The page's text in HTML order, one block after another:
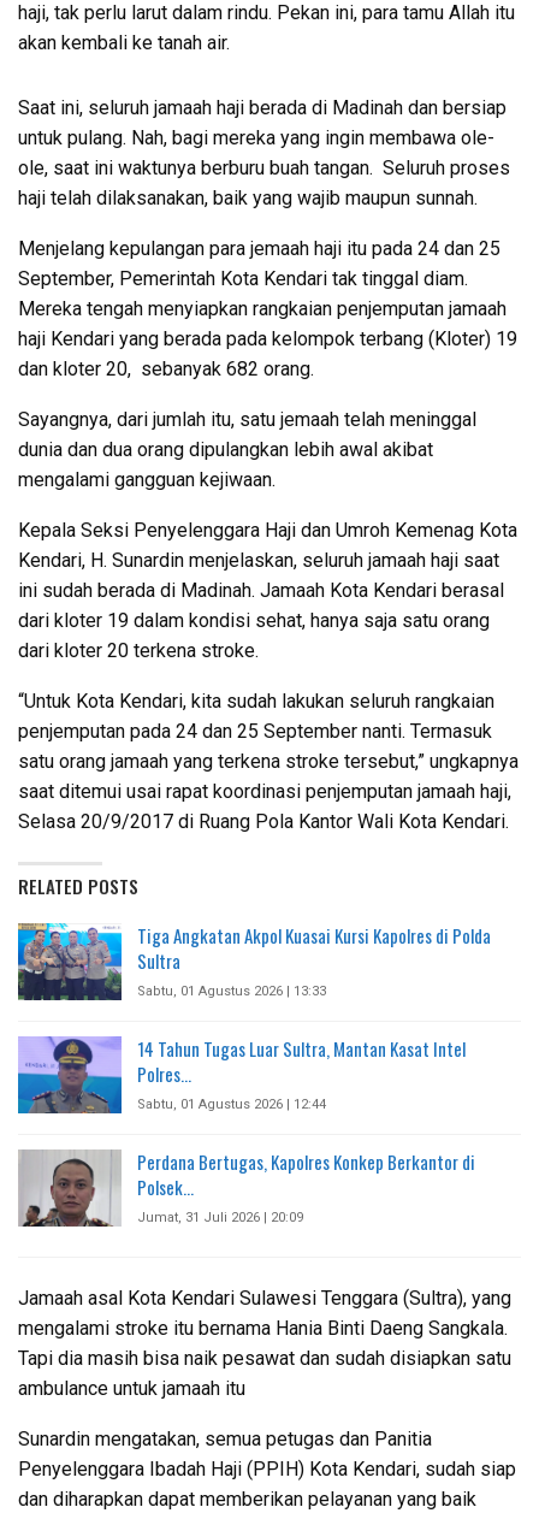
haji, tak perlu larut dalam rindu. Pekan ini, para tamu Allah itu
akan kembali ke tanah air.
Saat ini, seluruh jamaah haji berada di Madinah dan bersiap
untuk pulang. Nah, bagi mereka yang ingin membawa ole-
ole, saat ini waktunya berburu buah tangan. Seluruh proses
haji telah dilaksanakan, baik yang wajib maupun sunnah.
Menjelang kepulangan para jemaah haji itu pada 24 dan 25
September, Pemerintah Kota Kendari tak tinggal diam.
Mereka tengah menyiapkan rangkaian penjemputan jamaah
haji Kendari yang berada pada kelompok terbang (Kloter) 19
dan kloter 20, sebanyak 682 orang.
Sayangnya, dari jumlah itu, satu jemaah telah meninggal
dunia dan dua orang dipulangkan lebih awal akibat
mengalami gangguan kejiwaan.
Kepala Seksi Penyelenggara Haji dan Umroh Kemenag Kota
Kendari, H. Sunardin menjelaskan, seluruh jamaah haji saat
ini sudah berada di Madinah. Jamaah Kota Kendari berasal
dari kloter 19 dalam kondisi sehat, hanya saja satu orang
dari kloter 20 terkena stroke.
“Untuk Kota Kendari, kita sudah lakukan seluruh rangkaian
penjemputan pada 24 dan 25 September nanti. Termasuk
satu orang jamaah yang terkena stroke tersebut,” ungkapnya
saat ditemui usai rapat koordinasi penjemputan jamaah haji,
Selasa 20/9/2017 di Ruang Pola Kantor Wali Kota Kendari.
RELATED POSTS
Tiga Angkatan Akpol Kuasai Kursi Kapolres di Polda
Sultra
Sabtu, 01 Agustus 2026 | 13:33
14 Tahun Tugas Luar Sultra, Mantan Kasat Intel
Polres…
Sabtu, 01 Agustus 2026 | 12:44
Perdana Bertugas, Kapolres Konkep Berkantor di
Polsek…
Jumat, 31 Juli 2026 | 20:09
Jamaah asal Kota Kendari Sulawesi Tenggara (Sultra), yang
mengalami stroke itu bernama Hania Binti Daeng Sangkala.
Tapi dia masih bisa naik pesawat dan sudah disiapkan satu
ambulance untuk jamaah itu
Sunardin mengatakan, semua petugas dan Panitia
Penyelenggara Ibadah Haji (PPIH) Kota Kendari, sudah siap
dan diharapkan dapat memberikan pelayanan yang baik